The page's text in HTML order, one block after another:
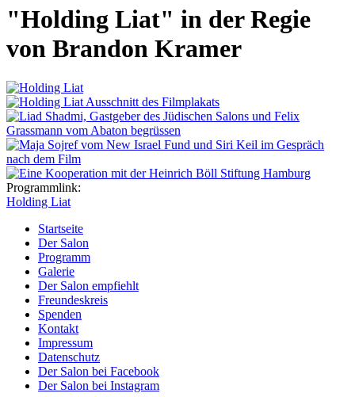
"Holding Liat" in der Regie
von Brandon Kramer
Programmlink:
Holding Liat
Startseite
Der Salon
Programm
Galerie
Der Salon empfiehlt
Freundeskreis
Spenden
Kontakt
Impressum
Datenschutz
Der Salon bei Facebook
Der Salon bei Instagram